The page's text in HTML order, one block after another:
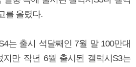
를 올렸다.
는 출시 석달째인 7월 말 100만대
지만 작년 6월 출시된 갤럭시S3는